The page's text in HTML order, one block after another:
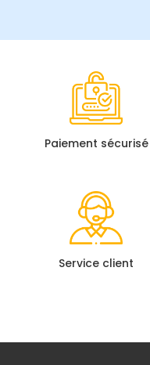
Paiement sécurisé
Service client